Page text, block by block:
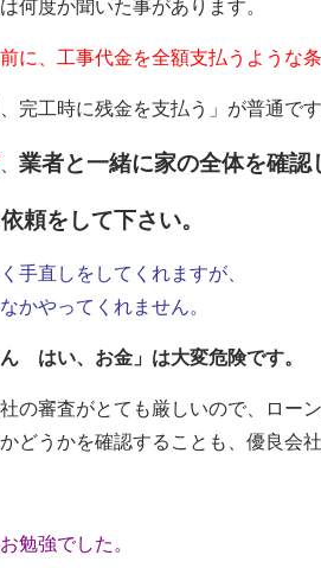
何度か聞いた事があります。
に、工事代金を全額支払うような
完工時に残金を支払う」が普通です
業者と一緒に家の全体を確認
頼をして下さい。
手直しをしてくれますが、
かやってくれません。
はい、お金」は大変危険です。
の審査がとても厳しいので、ロー
どうかを確認することも、優良会
勉強でした。